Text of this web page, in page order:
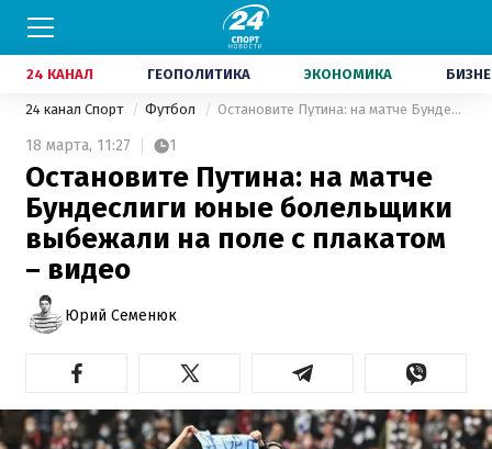
24 КАНАЛ ГЕОПОЛИТИКА ЭКОНОМИКА
24 канал Спорт Футбол Остановите Путина: на матче Бундеслиги юные болельщики выбежали на поле с плакатом – видео
18 марта, 11:27 1
Остановите Путина: на матче
Бундеслиги юные болельщики
выбежали на поле с плакатом
– видео
Юрий Семенюк